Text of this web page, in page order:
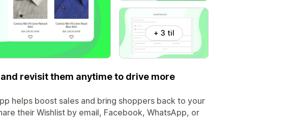
+ 3 til
revisit them anytime to drive more
helps boost sales and bring shoppers back to your
their Wishlist by email, Facebook, WhatsApp, or